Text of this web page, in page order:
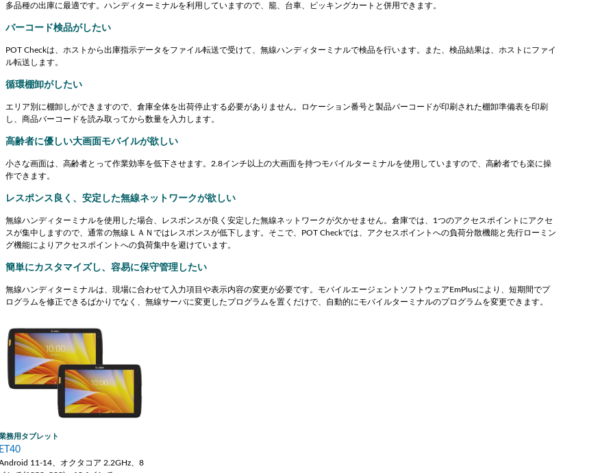
走行搬送ロボット AMR
のインテリジェントロボットソリューシ
製造･物流現場の搬送業務を強力にサポ
「人手不足の解消」「ヒューマンエラー
「生産性向上」といった課題を解決しま
アイニックスが考える物流システムのあるべき
を実現するためのコンセプトがCompact
Logistics Solutionです。
自動認識技術に関する基礎知識やアイニッ
多品種の出庫に最適です。ハンディターミナルを利用していますので、籠、台車、ピッキングカートと併用できます。
バーコード検品がしたい
POT Checkは、ホストから出庫指示データをファイル転送で受けて、無線ハンディターミナルで検品を行います。また、検品結果は、ホストにファイ
ル転送します。
循環棚卸がしたい
エリア別に棚卸しができますので、倉庫全体を出荷停止する必要がありません。ロケーション番号と製品バーコードが印刷された棚卸準備表を印刷
し、商品バーコードを読み取ってから数量を入力します。
高齢者に優しい大画面モバイルが欲しい
小さな画面は、高齢者とって作業効率を低下させます。2.8インチ以上の大画面を持つモバイルターミナルを使用していますので、高齢者でも楽に操
作できます。
レスポンス良く、安定した無線ネットワークが欲しい
無線ハンディターミナルを使用した場合、レスポンスが良く安定した無線ネットワークが欠かせません。倉庫では、1つのアクセスポイントにアクセ
スが集中しますので、通常の無線ＬＡＮではレスポンスが低下します。そこで、POT Checkでは、アクセスポイントへの負荷分散機能と先行ローミン
グ機能によりアクセスポイントへの負荷集中を避けています。
簡単にカスタマイズし、容易に保守管理したい
無線ハンディターミナルは、現場に合わせて入力項目や表示内容の変更が必要です。モバイルエージェントソフトウェアEmPlusにより、短期間でプ
ログラムを修正できるばかりでなく、無線サーバに変更したプログラムを置くだけで、自動的にモバイルターミナルのプログラムを変更できます。
務用タブレット
ET40
11-14、オクタコア 2.2GHz、8